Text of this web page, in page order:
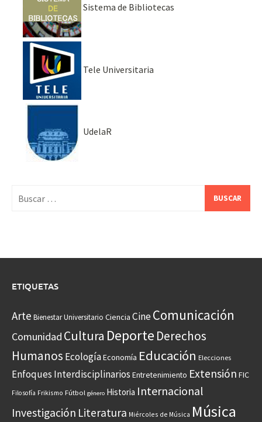
Sistema de Bibliotecas
Tele Universitaria
UdelaR
ETIQUETAS
Arte Bienestar Universitario Ciencia CineComunicación
Comunidad Cultura Deporte Derechos
Humanos EcologíaEconomía Educación Elecciones
Enfoques Interdisciplinarios Entretenimiento Extensión FIC
Filosofía Frikismo Fútbol género Historia Internacional
Investigación Literatura Miércoles de Música Música